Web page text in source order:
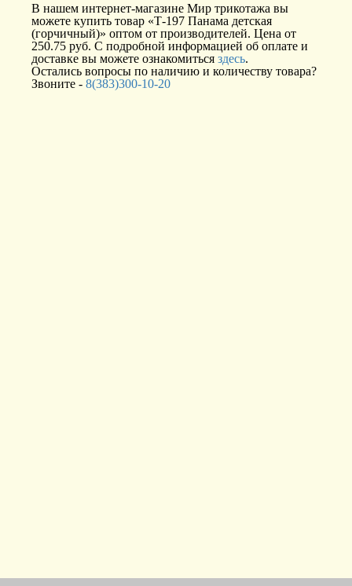
В нашем интернет-магазине Мир трикотажа вы
можете купить товар «Т-197 Панама детская
(горчичный)» оптом от производителей. Цена от
250.75 руб. С подробной информацией об оплате и
доставке вы можете ознакомиться здесь.
Остались вопросы по наличию и количеству товара?
Звоните - 8(383)300-10-20